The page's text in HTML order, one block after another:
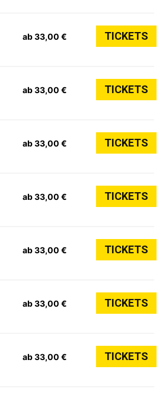
ab 33,00 € TICKETS
ab 33,00 € TICKETS
ab 33,00 € TICKETS
ab 33,00 € TICKETS
ab 33,00 € TICKETS
ab 33,00 € TICKETS
ab 33,00 € TICKETS